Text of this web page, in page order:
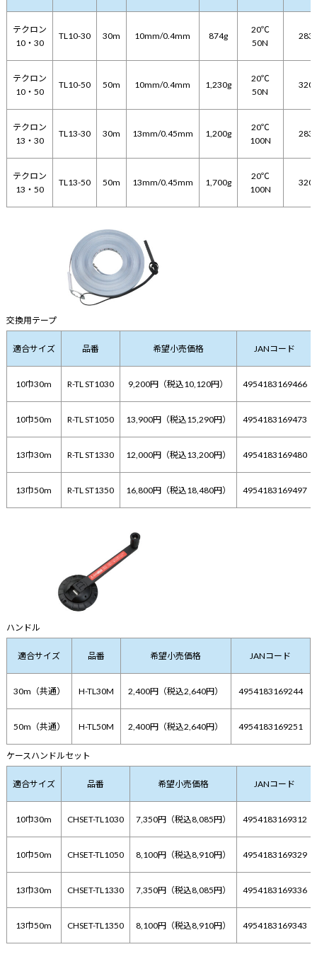
テクロン
10・30
TL10-30 30m 10mm/0.4mm 874g
20℃
50N
テクロン
10・50
TL10-50 50m 10mm/0.4mm 1,230g
20℃
50N
テクロン
13・30
TL13-30 30m 13mm/0.45mm 1,200g
20℃
100N
テクロン
13・50
TL13-50 50m 13mm/0.45mm 1,700g
20℃
100N
交換用テープ
適合サイズ 品番 希望小売価格 JANコード
10巾30m R-TL ST1030 9,200円（税込10,120円） 4954183169466
10巾50m R-TL ST1050 13,900円（税込15,290円） 4954183169473
13巾30m R-TL ST1330 12,000円（税込13,200円） 4954183169480
13巾50m R-TL ST1350 16,800円（税込18,480円） 4954183169497
ハンドル
適合サイズ 品番 希望小売価格 JANコード
30m（共通） H-TL30M 2,400円（税込2,640円） 4954183169244
50m（共通） H-TL50M 2,400円（税込2,640円） 4954183169251
ケースハンドルセット
適合サイズ 品番 希望小売価格 JANコード
10巾30m CHSET-TL1030 7,350円（税込8,085円） 4954183169312
10巾50m CHSET-TL1050 8,100円（税込8,910円） 4954183169329
13巾30m CHSET-TL1330 7,350円（税込8,085円） 4954183169336
13巾50m CHSET-TL1350 8,100円（税込8,910円） 4954183169343